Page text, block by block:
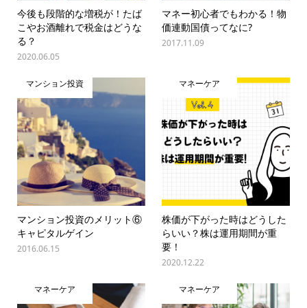
今後も段階的な増税が！たば
こやお酒離れで税金はどうな
る？
2020.06.05
マネー初心者でもわかる！物
価連動国債ってなに?
2017.11.09
マンション投資
マンション投資のメリット⑥
キャピタルゲイン
2016.06.15
マネーケア
株価が下がった時はどうした
らいい？株は運用期間が重
要！
2020.12.22
マネーケア マネーケア